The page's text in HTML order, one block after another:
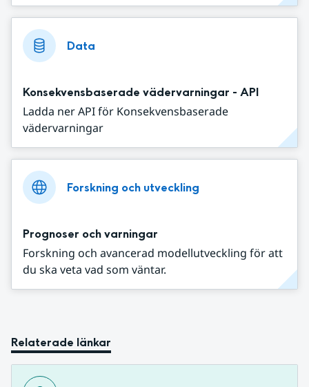
Data
Konsekvensbaserade vädervarningar - API
Ladda ner API för Konsekvensbaserade
vädervarningar
Forskning och utveckling
Prognoser och varningar
Forskning och avancerad modellutveckling för att
du ska veta vad som väntar.
Relaterade länkar